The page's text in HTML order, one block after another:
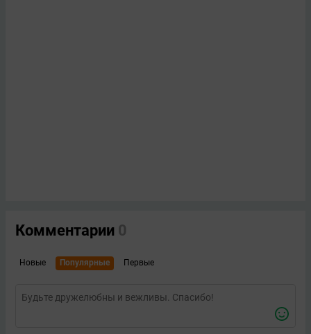
Комментарии 0
Новые Популярные Первые